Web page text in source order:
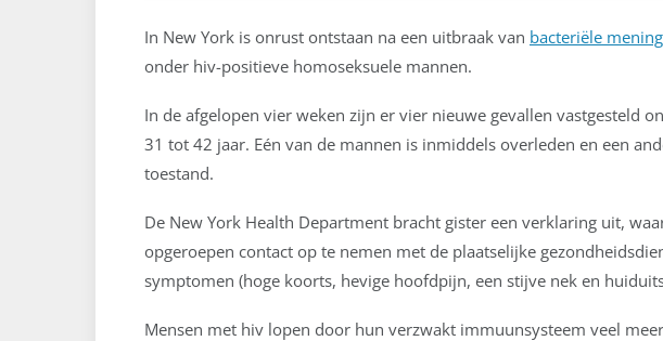
In New York is onrust ontstaan na een uitbraak van bacteriële
onder hiv-positieve homoseksuele mannen.
In de afgelopen vier weken zijn er vier nieuwe gevallen vastgesteld
31 tot 42 jaar. Eén van de mannen is inmiddels overleden en een
toestand.
De New York Health Department bracht gister een verklaring uit,
opgeroepen contact op te nemen met de plaatselijke
symptomen (hoge koorts, hevige hoofdpijn, een stijve nek en
Mensen met hiv lopen door hun verzwakt immuunsysteem veel